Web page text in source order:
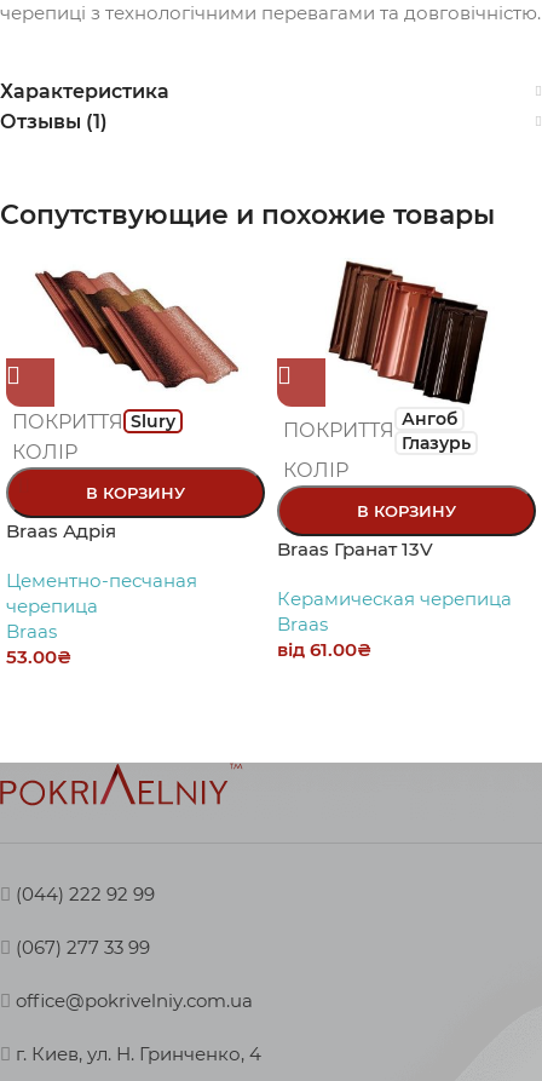
черепиці з технологічними перевагами та довговічністю.
Характеристика
Отзывы (1)
Сопутствующие и похожие товары
ПОКРИТТЯ Slury
КОЛІР
В КОРЗИНУ
Braas Адрія
Цементно-песчаная
черепица
Braas
53.00₴
ПОКРИТТЯ Ангоб
Глазурь
КОЛІР
В КОРЗИНУ
Braas Гранат 13V
Керамическая черепица
Braas
від 61.00₴
(044) 222 92 99
(067) 277 33 99
office@pokrivelniy.com.ua
г. Киев, ул. Н. Гринченко, 4